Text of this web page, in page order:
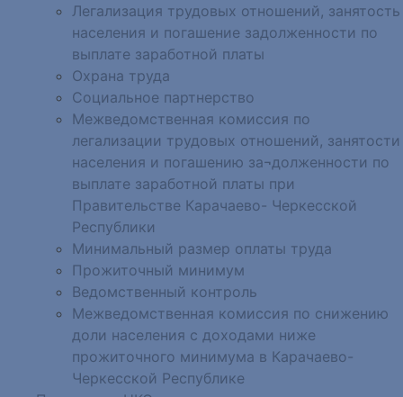
Легализация трудовых отношений, занятость
населения и погашение задолженности по
выплате заработной платы
Охрана труда
Социальное партнерство
Межведомственная комиссия по
легализации трудовых отношений, занятости
населения и погашению за¬долженности по
выплате заработной платы при
Правительстве Карачаево- Черкесской
Республики
Минимальный размер оплаты труда
Прожиточный минимум
Ведомственный контроль
Межведомственная комиссия по снижению
доли населения с доходами ниже
прожиточного минимума в Карачаево-
Черкесской Республике